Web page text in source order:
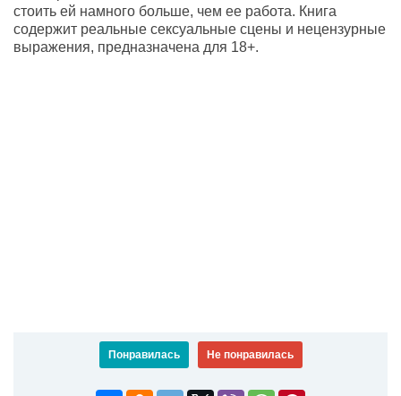
стоить ей намного больше, чем ее работа. Книга
содержит реальные сексуальные сцены и нецензурные
выражения, предназначена для 18+.
Понравилась Не понравилась